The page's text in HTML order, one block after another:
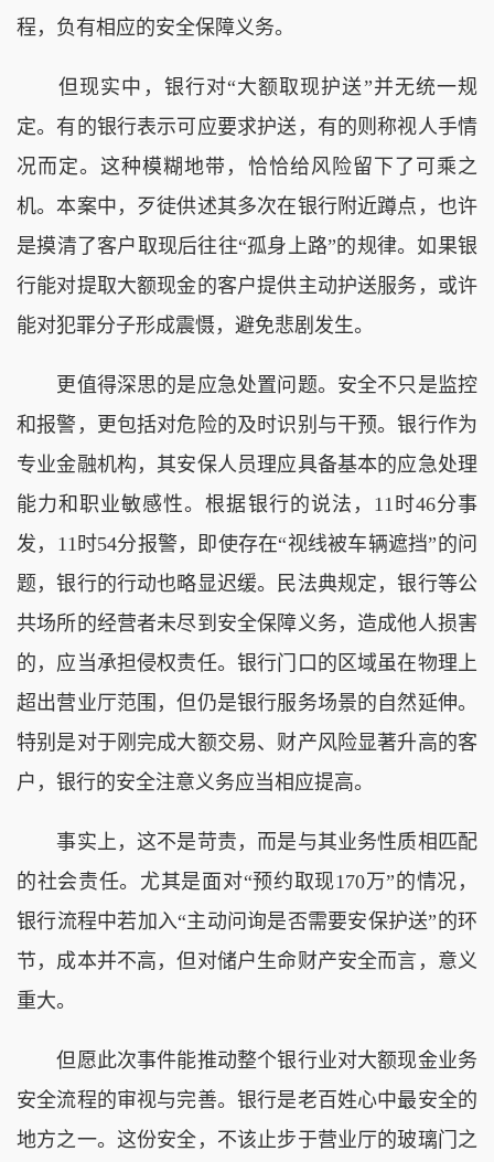
程，负有相应的安全保障义务。
但现实中，银行对“大额取现护送”并无统一规
定。有的银行表示可应要求护送，有的则称视人手情
况而定。这种模糊地带，恰恰给风险留下了可乘之
机。本案中，歹徒供述其多次在银行附近蹲点，也许
是摸清了客户取现后往往“孤身上路”的规律。如果银
行能对提取大额现金的客户提供主动护送服务，或许
能对犯罪分子形成震慑，避免悲剧发生。
更值得深思的是应急处置问题。安全不只是监控
和报警，更包括对危险的及时识别与干预。银行作为
专业金融机构，其安保人员理应具备基本的应急处理
能力和职业敏感性。根据银行的说法，11时46分事
发，11时54分报警，即使存在“视线被车辆遮挡”的问
题，银行的行动也略显迟缓。民法典规定，银行等公
共场所的经营者未尽到安全保障义务，造成他人损害
的，应当承担侵权责任。银行门口的区域虽在物理上
超出营业厅范围，但仍是银行服务场景的自然延伸。
特别是对于刚完成大额交易、财产风险显著升高的客
户，银行的安全注意义务应当相应提高。
事实上，这不是苛责，而是与其业务性质相匹配
的社会责任。尤其是面对“预约取现170万”的情况，
银行流程中若加入“主动问询是否需要安保护送”的环
节，成本并不高，但对储户生命财产安全而言，意义
重大。
但愿此次事件能推动整个银行业对大额现金业务
安全流程的审视与完善。银行是老百姓心中最安全的
地方之一。这份安全，不该止步于营业厅的玻璃门之